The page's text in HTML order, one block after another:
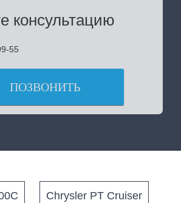
консультацию
55
ПОЗВОНИТЬ
Chrysler PT Cruiser